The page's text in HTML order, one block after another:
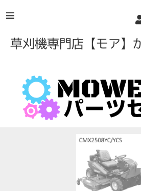
草刈機専門店【モア】